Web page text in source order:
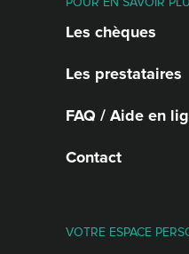
Les chèques
Les prestataires
FAQ / Aide en
Contact
VOTRE ESPACE